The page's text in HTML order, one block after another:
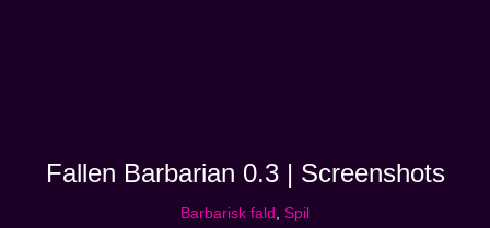
Fallen Barbarian 0.3 | Screenshots
Barbarisk fald Spil